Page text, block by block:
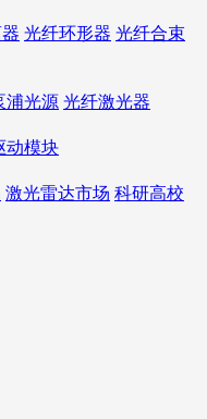
光纤环形器 光纤合束
浦光源 光纤激光器
动模块
激光雷达市场 科研高校